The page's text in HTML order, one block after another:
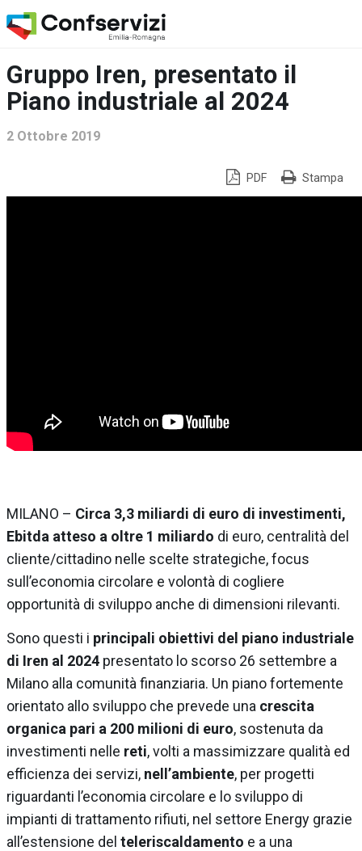
Gruppo Iren, presentato il
Piano industriale al 2024
2 Ottobre 2019
PDF Stampa
MILANO – Circa 3,3 miliardi di euro di investimenti,
Ebitda atteso a oltre 1 miliardo di euro, centralità del
cliente/cittadino nelle scelte strategiche, focus
sull’economia circolare e volontà di cogliere
opportunità di sviluppo anche di dimensioni rilevanti.
Sono questi i principali obiettivi del piano industriale
di Iren al 2024 presentato lo scorso 26 settembre a
Milano alla comunità finanziaria. Un piano fortemente
orientato allo sviluppo che prevede una crescita
organica pari a 200 milioni di euro, sostenuta da
investimenti nelle reti, volti a massimizzare qualità ed
efficienza dei servizi, nell’ambiente, per progetti
riguardanti l’economia circolare e lo sviluppo di
impianti di trattamento rifiuti, nel settore Energy grazie
all’estensione del teleriscaldamento e a una